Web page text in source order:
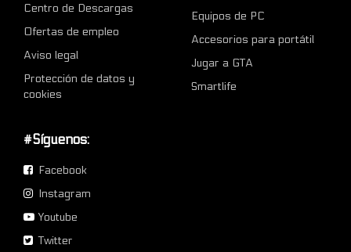
Centro de Descargas
Ofertas de empleo
Aviso legal
Protección de datos y
cookies
Equipos de PC
Accesorios para portátil
Jugar a GTA
Smartlife
#Síguenos:
Facebook
Instagram
Youtube
Twitter